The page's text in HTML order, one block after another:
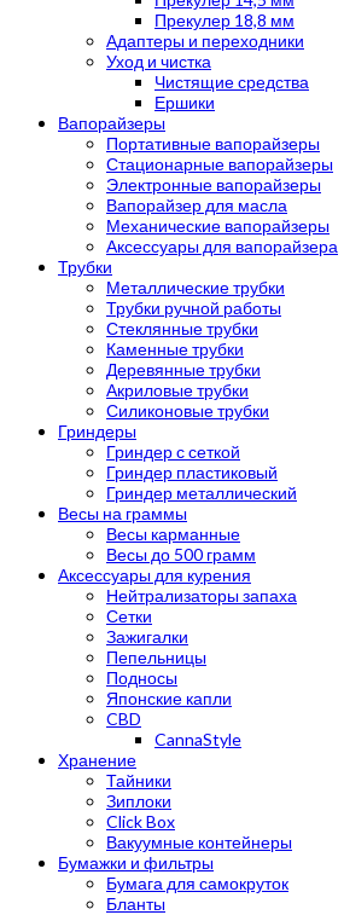
Прекулер 18,8 мм
Адаптеры и переходники
Уход и чистка
Чистящие средства
Ершики
Вапорайзеры
Портативные вапорайзеры
Стационарные вапорайзеры
Электронные вапорайзеры
Вапорайзер для масла
Механические вапорайзеры
Аксессуары для вапорайзера
Трубки
Металлические трубки
Трубки ручной работы
Стеклянные трубки
Каменные трубки
Деревянные трубки
Акриловые трубки
Силиконовые трубки
Гриндеры
Гриндер с сеткой
Гриндер пластиковый
Гриндер металлический
Весы на граммы
Весы карманные
Весы до 500 грамм
Аксессуары для курения
Нейтрализаторы запаха
Сетки
Зажигалки
Пепельницы
Подносы
Японские капли
CBD
CannaStyle
Хранение
Тайники
Зиплоки
Click Box
Вакуумные контейнеры
Бумажки и фильтры
Бумага для самокруток
Бланты